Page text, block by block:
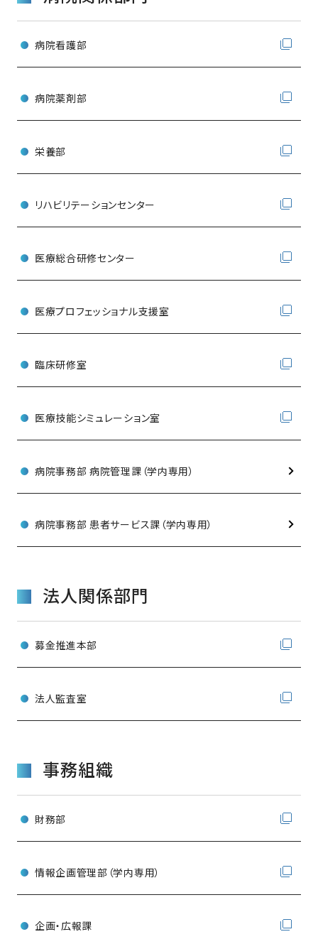
病院看護部
病院薬剤部
栄養部
リハビリテーションセンター
医療総合研修センター
医療プロフェッショナル支援室
臨床研修室
医療技能シミュレーション室
病院事務部 病院管理課（学内専用）
病院事務部 患者サービス課（学内専用）
法人関係部門
募金推進本部
法人監査室
事務組織
財務部
情報企画管理部（学内専用）
企画・広報課